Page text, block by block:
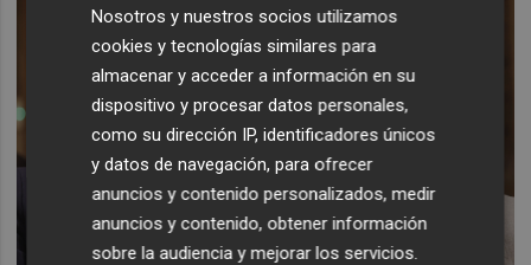
Nosotros y nuestros socios utilizamos
cookies y tecnologías similares para
almacenar y acceder a información en su
dispositivo y procesar datos personales,
como su dirección IP, identificadores únicos
y datos de navegación, para ofrecer
anuncios y contenido personalizados, medir
anuncios y contenido, obtener información
sobre la audiencia y mejorar los servicios.